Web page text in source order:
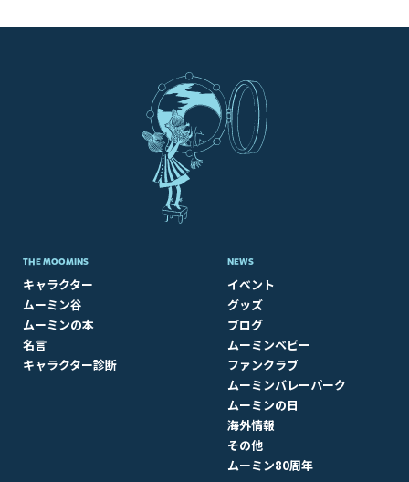
THE MOOMINS
キャラクター
ムーミン谷
ムーミンの本
名言
キャラクター診断
NEWS
イベント
グッズ
ブログ
ムーミンベビー
ファンクラブ
ムーミンバレーパーク
ムーミンの日
海外情報
その他
ムーミン80周年